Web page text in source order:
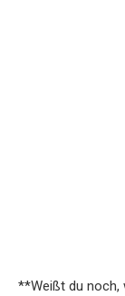
**Weißt du noch,